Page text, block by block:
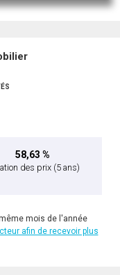
58,63 %
des prix (5 ans)
mois de l'année
afin de recevoir plus